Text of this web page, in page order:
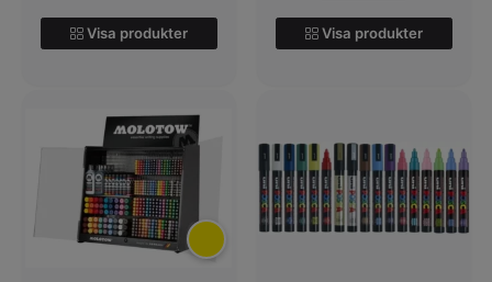
Visa produkter Visa produkter